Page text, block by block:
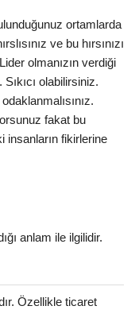
ortamlarda
ve bu hırsınızı
olmanızın verdiği
Sıkıcı olabilirsiniz.
fakat bu
insanların fikirlerine
anlam ile ilgilidir.
Özellikle ticaret